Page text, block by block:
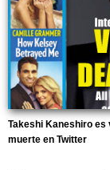
Takeshi Kaneshiro
muerte en Twitter